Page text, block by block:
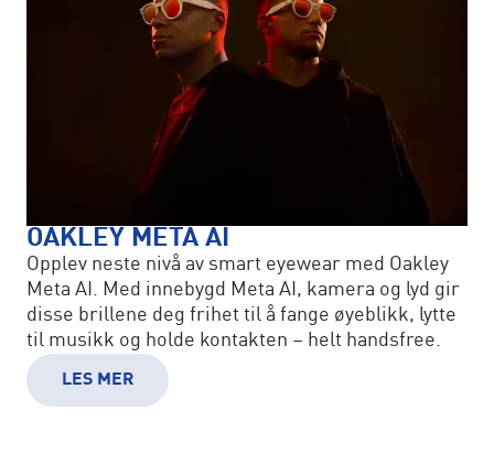
OAKLEY META AI
Opplev neste nivå av smart eyewear med Oakley
Meta AI. Med innebygd Meta AI, kamera og lyd gir
disse brillene deg frihet til å fange øyeblikk, lytte
til musikk og holde kontakten – helt handsfree.
LES MER